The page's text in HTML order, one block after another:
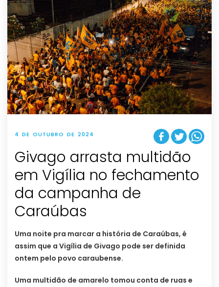
4 DE OUTUBRO DE 2024
Givago arrasta multidão
em Vigília no fechamento
da campanha de
Caraúbas
Uma noite pra marcar a história de Caraúbas, é
assim que a Vigília de Givago pode ser definida
ontem pelo povo caraubense.
Uma multidão de amarelo tomou conta de ruas e